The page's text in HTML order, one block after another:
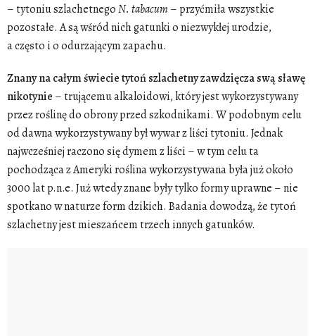
– tytoniu szlachetnegoN. tabacum – przyćmiła wszystkie
pozostałe. A są wśród nich gatunki o niezwykłej urodzie,
a często i o odurzającym zapachu.
Znany na całym świecie tytoń szlachetny zawdzięcza swą sławę
nikotynie – trującemu alkaloidowi, który jest wykorzystywany
przez roślinę do obrony przed szkodnikami. W podobnym celu
od dawna wykorzystywany był wywar z liści tytoniu. Jednak
najwcześniej raczono się dymem z liści – w tym celu ta
pochodząca z Ameryki roślina wykorzystywana była już około
3000 lat p.n.e. Już wtedy znane były tylko formy uprawne – nie
spotkano w naturze form dzikich. Badania dowodzą, że tytoń
szlachetny jest mieszańcem trzech innych gatunków.